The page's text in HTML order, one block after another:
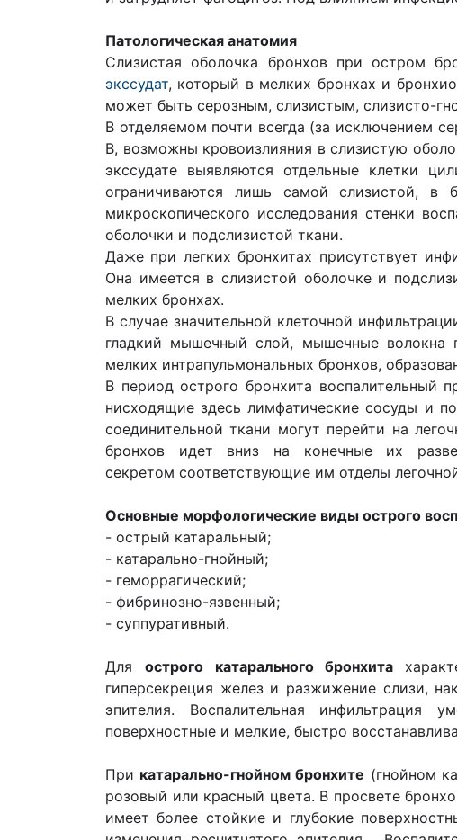
Патологическая анатомия
Cлизистая оболочка бронхов при остром
экссудат, который в мелких бронхах и
может быть серозным, слизистым, слизисто-
В отделяемом почти всегда (за исключением
В, возможны кровоизлияния в слизистую
экссудате выявляются отдельные клетки
ограничиваются лишь самой слизистой, в
микроскопического исследования стенки
оболочки и подслизистой ткани.
Даже при легких бронхитах присутствует
Она имеется в слизистой оболочке и
мелких бронхах.
В случае значительной клеточной
гладкий мышечный слой, мышечные волокна
мелких интрапульмональных бронхов,
В период острого бронхита воспалительный
нисходящие здесь лимфатические сосуды и
соединительной ткани могут перейти на
бронхов идет вниз на конечные их
секретом соответствующие им отделы
Основные морфологические виды острого
- острый катаральный;
- катарально-гнойный;
- геморрагический;
- фибринозно-язвенный;
- суппуративный.
Для острого катарального бронхита
гиперсекреция желез и разжижение слизи,
эпителия. Воспалительная инфильтрация
поверхностные и мелкие, быстро
При катарально-гнойном бронхите (гнойном
розовый или красный цвета. В просвете
имеет более стойкие и глубокие